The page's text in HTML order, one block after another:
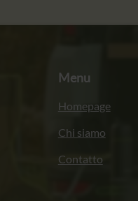
Menu
Homepage
Chi siamo
Contatto